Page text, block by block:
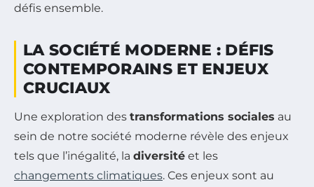
défis ensemble.
LA SOCIÉTÉ MODERNE : DÉFIS
CONTEMPORAINS ET ENJEUX
CRUCIAUX
Une exploration des transformations sociales au
sein de notre société moderne révèle des enjeux
tels que l’inégalité, la diversité et les
changements climatiques. Ces enjeux sont au